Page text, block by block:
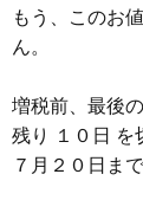
もう、このお
ん。
増税前、最後の
残り １０ 日 を
７月２０日まで